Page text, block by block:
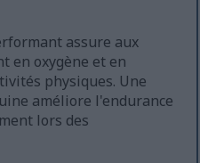
assure aux
en oxygène et en
physiques. Une
améliore l'endurance
lors des